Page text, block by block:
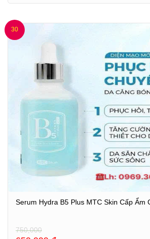
30
Serum Hydra B5 Plus MTC Skin Cấp Ẩm
750,000